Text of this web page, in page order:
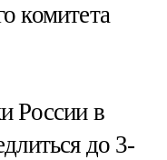
комитета
России в
до 3-